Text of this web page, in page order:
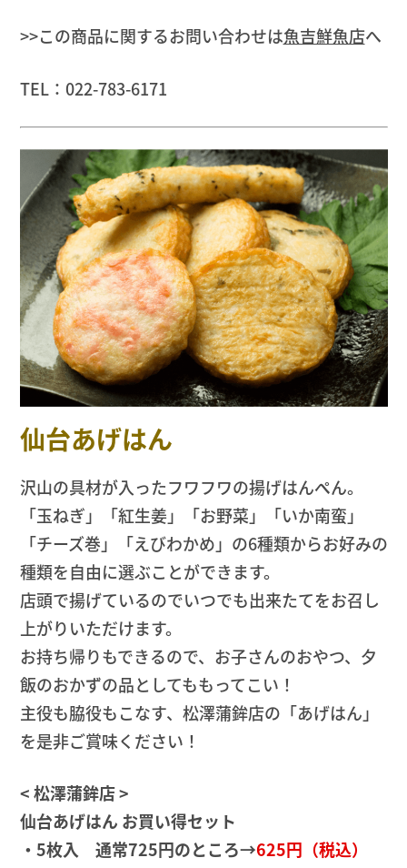
>>この商品に関するお問い合わせは魚吉鮮魚店へ
TEL：022-783-6171
仙台あげはん
沢山の具材が入ったフワフワの揚げはんぺん。
「玉ねぎ」「紅生姜」「お野菜」「いか南蛮」
「チーズ巻」「えびわかめ」の6種類からお好みの
種類を自由に選ぶことができます。
店頭で揚げているのでいつでも出来たてをお召し
上がりいただけます。
お持ち帰りもできるので、お子さんのおやつ、夕
飯のおかずの品としてももってこい！
主役も脇役もこなす、松澤蒲鉾店の「あげはん」
を是非ご賞味ください！
< 松澤蒲鉾店 >
仙台あげはん お買い得セット
・5枚入 通常725円のところ→625円（税込）